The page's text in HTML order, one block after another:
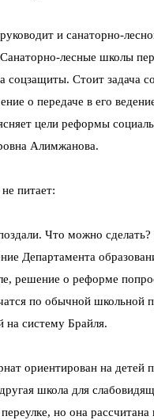
и санаторно-
лесные школы
соцзащиты. Стоит задача
о передаче в его
цели реформы
Алимжанова.
питает:
Что можно сделать?
Департамента
решение о реформе
по обычной школьной
на систему Брайля.
ориентирован на детей
школа для
но она рассчитана